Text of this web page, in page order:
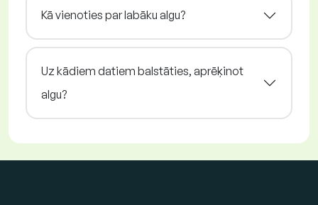
Kā vienoties par labāku algu?
Uz kādiem datiem balstāties, aprēķinot
algu?